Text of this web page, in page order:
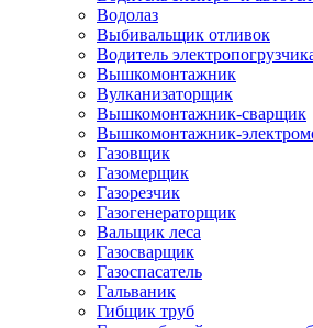
Водолаз
Выбивальщик отливок
Водитель
Вышкомонтажник
Вулканизаторщик
Вышкомонтажник-сварщик
Вышкомонтажник-
Газовщик
Газомерщик
Газорезчик
Газогенераторщик
Вальщик леса
Газосварщик
Газоспасатель
Гальваник
Гибщик труб